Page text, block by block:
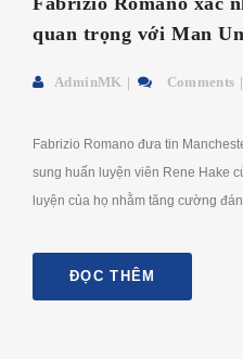
quan trọng với Man
AdminMK Comments
Fabrizio Romano đưa tin
sung huấn luyện viên Rene Hake
luyện của họ nhằm tăng cường
ĐỌC THÊM